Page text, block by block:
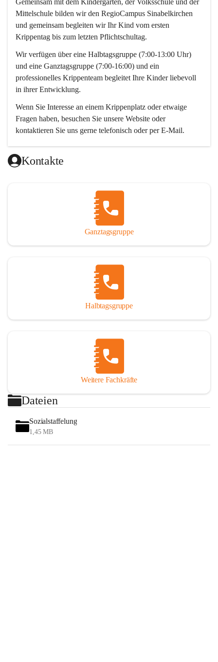
Gemeinsam mit dem Kindergarten, der Volksschule und der
Mittelschule bilden wir den RegioCampus Sinabelkirchen
und gemeinsam begleiten wir Ihr Kind vom ersten
Krippentag bis zum letzten Pflichtschultag.
Wir verfügen über eine Halbtagsgruppe (7:00-13:00 Uhr)
und eine Ganztagsgruppe (7:00-16:00) und ein
professionelles Krippenteam begleitet Ihre Kinder liebevoll
in ihrer Entwicklung.
Wenn Sie Interesse an einem Krippenplatz oder etwaige
Fragen haben, besuchen Sie unsere Website oder
kontaktieren Sie uns gerne telefonisch oder per E-Mail.
Wir freuen uns auf Sie!
Das Krippenteam
Kontakte
Ganztagsgruppe
Halbtagsgruppe
Weitere Fachkräfte
Dateien
Sozialstaffelung
1,45 MB